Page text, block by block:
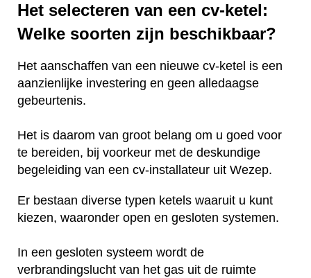
Het selecteren van een cv-ketel:
Welke soorten zijn beschikbaar?
Het aanschaffen van een nieuwe cv-ketel is een
aanzienlijke investering en geen alledaagse
gebeurtenis.
Het is daarom van groot belang om u goed voor
te bereiden, bij voorkeur met de deskundige
begeleiding van een cv-installateur uit Wezep.
Er bestaan diverse typen ketels waaruit u kunt
kiezen, waaronder open en gesloten systemen.
In een gesloten systeem wordt de
verbrandingslucht van het gas uit de ruimte